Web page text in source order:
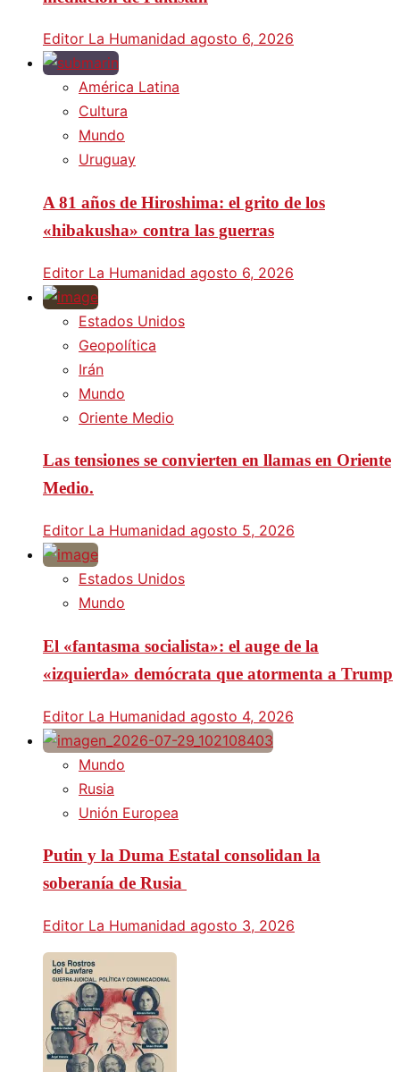
Editor La Humanidad agosto 6, 2026
América Latina
Cultura
Mundo
Uruguay
A 81 años de Hiroshima: el grito de los
«hibakusha» contra las guerras
Editor La Humanidad agosto 6, 2026
Estados Unidos
Geopolítica
Irán
Mundo
Oriente Medio
Las tensiones se convierten en llamas en Oriente
Medio.
Editor La Humanidad agosto 5, 2026
Estados Unidos
Mundo
El «fantasma socialista»: el auge de la
«izquierda» demócrata que atormenta a Trump
Editor La Humanidad agosto 4, 2026
Mundo
Rusia
Unión Europea
Putin y la Duma Estatal consolidan la
soberanía de Rusia
Editor La Humanidad agosto 3, 2026